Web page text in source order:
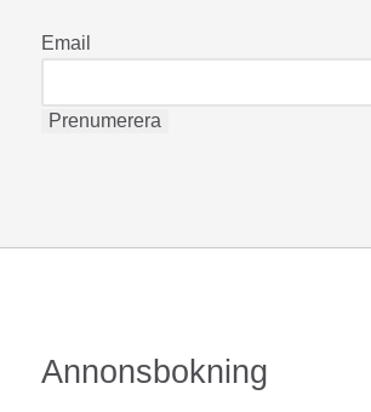
Email
Annonsbokning